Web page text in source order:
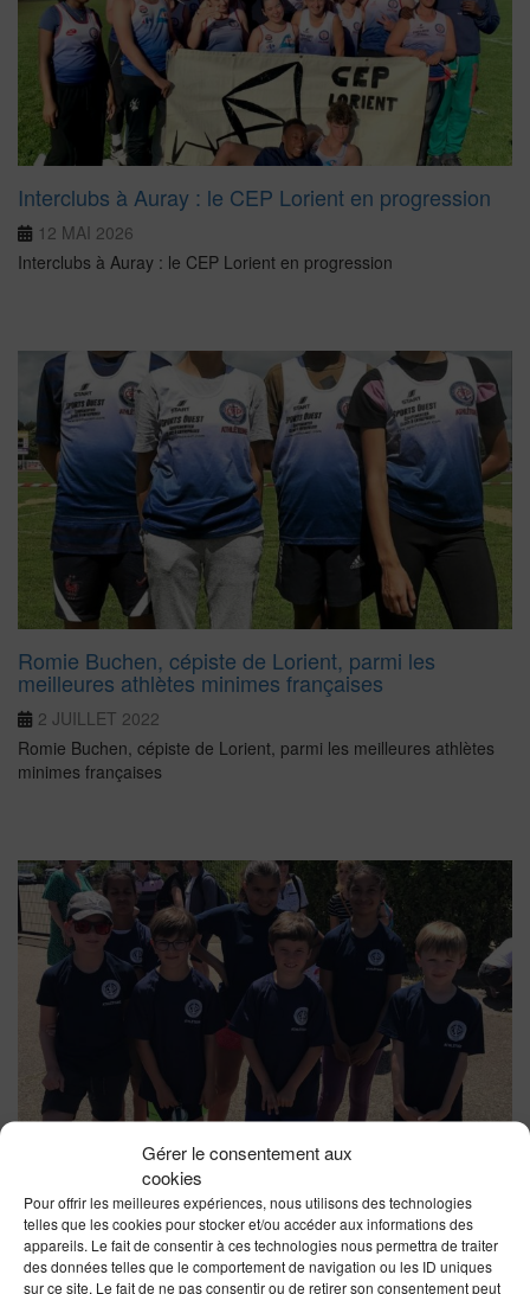
Gérer le consentement aux
cookies
Pour offrir les meilleures expériences, nous utilisons des technologies
telles que les cookies pour stocker et/ou accéder aux informations des
appareils. Le fait de consentir à ces technologies nous permettra de traiter
des données telles que le comportement de navigation ou les ID uniques
sur ce site. Le fait de ne pas consentir ou de retirer son consentement peut
Interclubs à Auray : le CEP Lorient en progression
12 MAI 2026
Interclubs à Auray : le CEP Lorient en progression
Romie Buchen, cépiste de Lorient, parmi les
meilleures athlètes minimes françaises
2 JUILLET 2022
Romie Buchen, cépiste de Lorient, parmi les meilleures athlètes
minimes françaises
Finale Éveil Poussin(e)s, à Larmor Plage
13 JUIN 2022
Finale Éveil Poussin(e)s, à Larmor Plage, très bien organisée par
Larmor Estran Athlétisme . Multi ateliers pour les plus jeunes dont
c’était la dernière rencontre de la saison ....